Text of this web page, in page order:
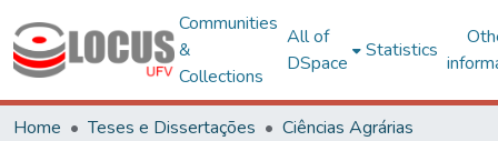
Communities
&
Collections
All of
DSpace
Statistics
Home Teses e Dissertações
Ciências Agrárias